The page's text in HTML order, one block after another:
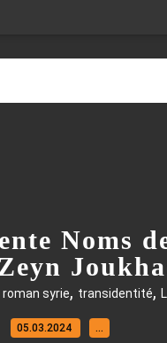
Noms
roman syrie, transidentité,
05.03.2024 …